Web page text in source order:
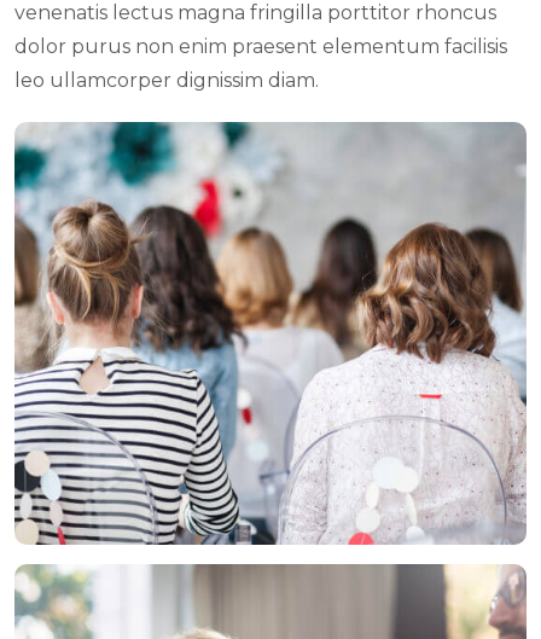
venenatis lectus magna fringilla porttitor rhoncus
dolor purus non enim praesent elementum facilisis
leo ullamcorper dignissim diam.